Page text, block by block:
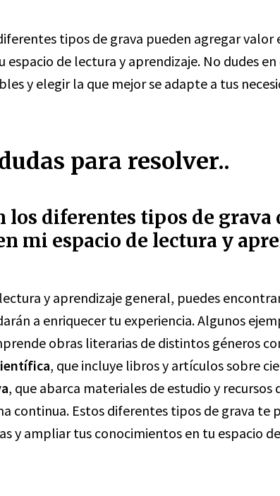
tipos de grava pueden agregar valor
espacio de lectura y aprendizaje. No dudes
y elegir la que mejor se adapte a tus
para resolver..
los diferentes tipos de grava
mi espacio de lectura y
y aprendizaje general, puedes
a enriquecer tu experiencia. Algunos
obras literarias de distintos géneros
, que incluye libros y artículos sobre
, que abarca materiales de estudio y recursos
continua. Estos diferentes tipos de grava te
y ampliar tus conocimientos en tu espacio